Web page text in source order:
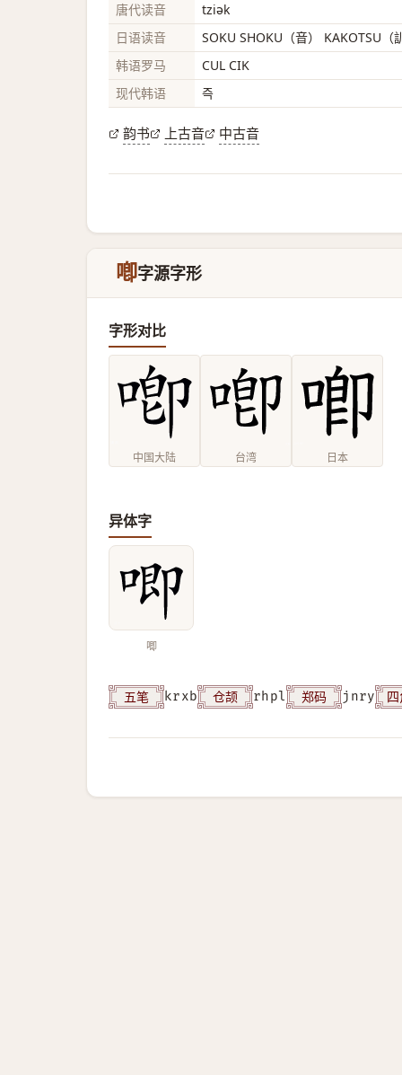
唐代读音
tziək
日语读音
SOKU SHOKU（音） KAKOTSU（
韩语罗马
CUL CIK
现代韩语
즉
韵书 上古音 中古音
喞字源字形
字形对比
中国大陆 台湾 日本
异体字
唧
五笔 krxb 仓颉 rhpl 郑码 jnry